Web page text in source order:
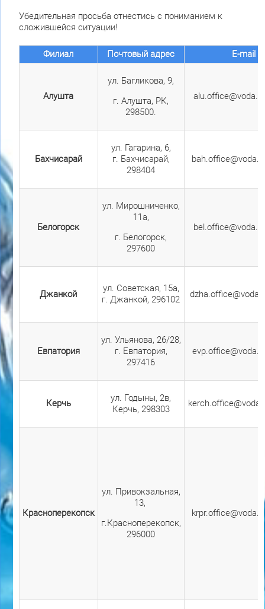
Убедительная просьба отнестись с пониманием к
сложившейся ситуации!
Филиал Почтовый адрес E-mail
Алушта
ул. Багликова, 9,
г. Алушта, РК,
298500.
Бахчисарай
ул. Гагарина, 6,
г. Бахчисарай,
298404
Белогорск
ул. Мирошниченко,
11а,
г. Белогорск,
297600
Джанкой
ул. Советская, 15а,
г. Джанкой, 296102
Евпатория
ул. Ульянова, 26/28,
г. Евпатория,
297416
Керчь
ул. Годыны, 2в,
Керчь, 298303
Красноперекопск
ул. Привокзальная,
13,
г.Красноперекопск,
296000